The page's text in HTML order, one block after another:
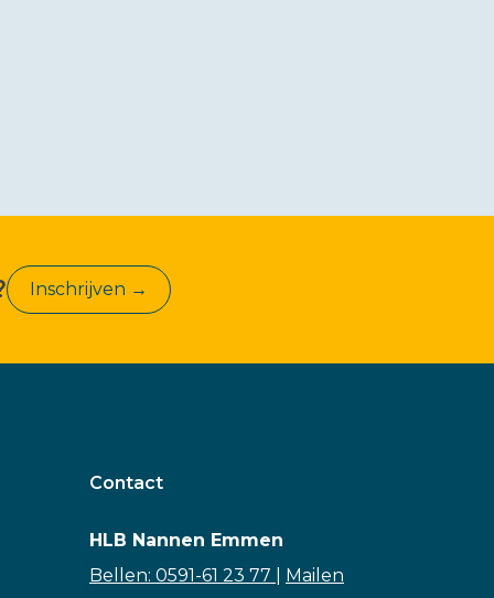
Inschrijven →
Contact
HLB Nannen Emmen
Bellen: 0591-61 23 77
Mailen